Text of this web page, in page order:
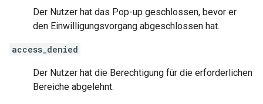
Der Nutzer hat das Pop-up geschlossen, bevor er
den Einwilligungsvorgang abgeschlossen hat.
access_denied
Der Nutzer hat die Berechtigung für die erforderlichen
Bereiche abgelehnt.